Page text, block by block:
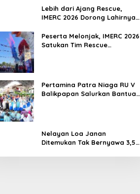
Lebih dari Ajang Rescue,
IMERC 2026 Dorong Lahirnya
Indonesia
Peserta Melonjak, IMERC 2026
Satukan Tim Rescue
Pertamina Patra Niaga RU V
Balikpapan Salurkan Bantuan
Nelayan Loa Janan
Ditemukan Tak Bernyawa 3,5